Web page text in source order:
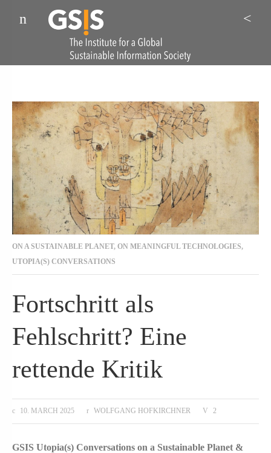
Menu
ON A SUSTAINABLE PLANET, ON MEANINGFUL TECHNOLOGIES,
UTOPIA(S) CONVERSATIONS
Fortschritt als
Fehlschritt? Eine
rettende Kritik
10. MARCH 2025 WOLFGANG HOFKIRCHNER 2
GSIS Utopia(s) Conversations on a Sustainable Planet &